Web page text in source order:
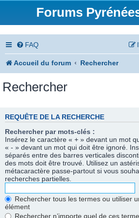
Forums
FAQ
Accueil du forum Rechercher
Rechercher
REQUÊTE DE LA RECHERCHE
Rechercher par mots-clés :
Insérez le caractère « + » devant un mot
« - » devant un mot qui doit être ignoré.
séparés entre des barres verticales
des mots doit être trouvé. Utilisez un
métacaractère passe-partout si vous
recherches partielles.
Rechercher tous les termes ou utiliser
élément
Rechercher n’importe quel de ces